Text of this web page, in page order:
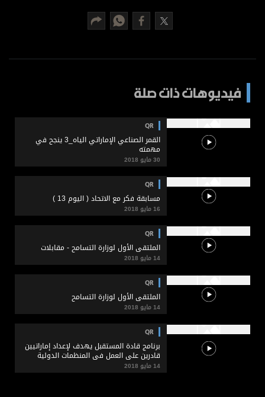
الأحوال الجوية
فيديوهات ذات صلة
QR
القمر الصناعي الإماراتي الياه_3 ينجح في
مهمته
30 مايو 2018
QR
مسابقة فكر مع الاتحاد ( اليوم 13 )
16 مايو 2018
QR
الملتقى الأول لوزارة التسامح - مقابلات
14 مايو 2018
QR
الملتقى الأول لوزارة التسامح
14 مايو 2018
QR
برنامج قادة المستقبل يهدف لإعداد إماراتيين
قادرين على العمل في المنظمات الدولية
14 مايو 2018